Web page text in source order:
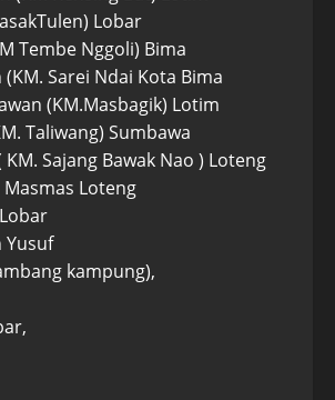
Lobar
Tembe Nggoli) Bima
Sarei Ndai Kota Bima
(KM.Masbagik) Lotim
Taliwang) Sumbawa
Sajang Bawak Nao ) Loteng
Masmas Loteng
Yusuf
kampung),